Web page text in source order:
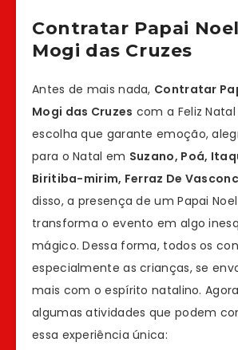
Contratar Papai
Mogi das Cruzes
Antes de mais nada, Contratar
Mogi das Cruzes com a Feliz
escolha que garante emoção,
para o Natal em Suzano, Poá,
Biritiba-mirim, Ferraz De
disso, a presença de um Papai
transforma o evento em algo
mágico. Dessa forma, todos os
especialmente as crianças, se
mais com o espírito natalino.
algumas atividades que podem
essa experiência única: